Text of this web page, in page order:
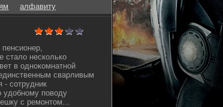
алфавиту
стало несколько
в однокомнатной
сварливым
сотрудник
удобному поводу
с ремонтом...